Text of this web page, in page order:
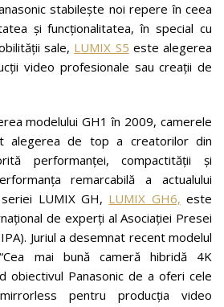
stabilește noi repere în ceea
și funcționalitatea, în special cu
sale, LUMIX S5 este alegerea
video profesionale sau creații de
modelului GH1 în 2009, camerele
alegerea de top a creatorilor din
performanței, compactității și
remarcabilă a actualului
LUMIX GH, LUMIX GH6, este
de experți al Asociației Presei
Juriul a desemnat recent modelul
mai bună cameră hibridă 4K
obiectivul Panasonic de a oferi cele
pentru producția video